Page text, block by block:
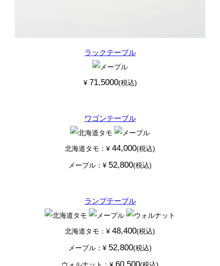
ラックテーブル
¥ 71,5000(税込)
ワゴンテーブル
北海道タモ：¥ 44,000(税込)
メープル：¥ 52,800(税込)
ランプテーブル
北海道タモ：¥ 48,400(税込)
メープル：¥ 52,800(税込)